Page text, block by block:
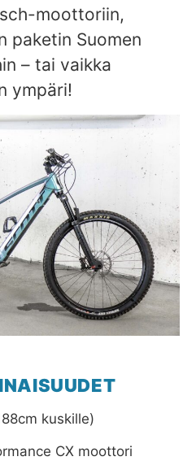
moottoriin,
paketin Suomen
– tai vaikka
ympäri!
kuskille)
CX moottori